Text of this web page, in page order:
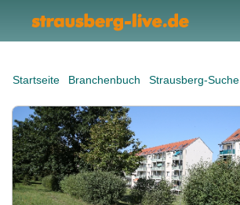
Startseite Branchenbuch Strausberg-Suche